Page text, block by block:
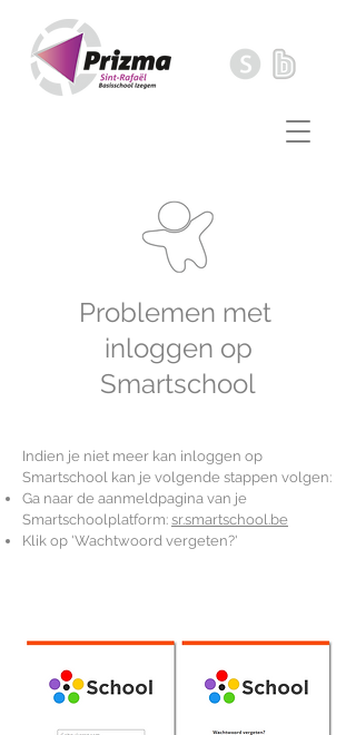
Problemen met
inloggen op
Smartschool
Indien je niet meer kan inloggen op
Smartschool kan je volgende stappen volgen:
Ga naar de aanmeldpagina van je
Smartschoolplatform: sr.smartschool.be
Klik op 'Wachtwoord vergeten?'